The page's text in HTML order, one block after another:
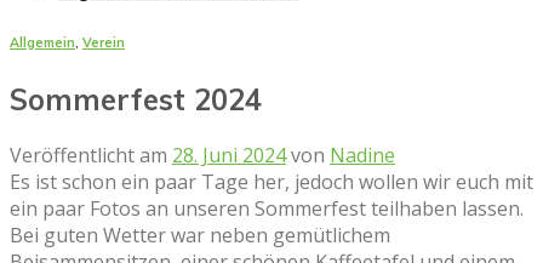
Allgemein, Verein
Sommerfest 2024
Veröffentlicht am 28. Juni 2024von Nadine
Es ist schon ein paar Tage her, jedoch wollen wir euch mit
ein paar Fotos an unseren Sommerfest teilhaben lassen.
Bei guten Wetter war neben gemütlichem